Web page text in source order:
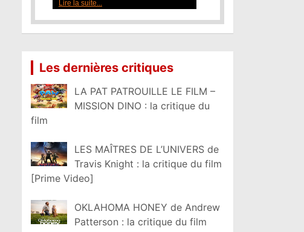
Lire la suite...
Les dernières critiques
LA PAT PATROUILLE LE FILM –
MISSION DINO : la critique du
film
LES MAÎTRES DE L’UNIVERS de
Travis Knight : la critique du film
[Prime Video]
OKLAHOMA HONEY de Andrew
Patterson : la critique du film